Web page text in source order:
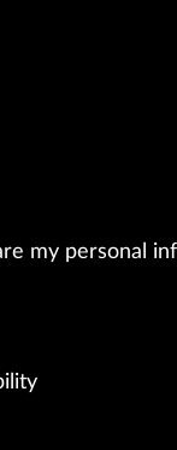
my personal